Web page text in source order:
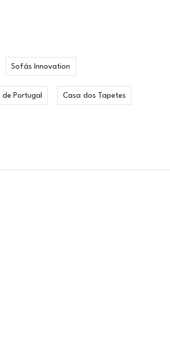
Sofás Innovation
de Portugal Casa dos Tapetes